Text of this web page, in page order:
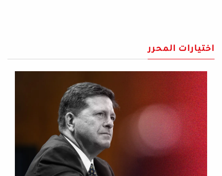
اختيارات المحرر